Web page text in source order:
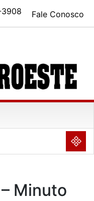
Fale Conosco
NULL
Minuto